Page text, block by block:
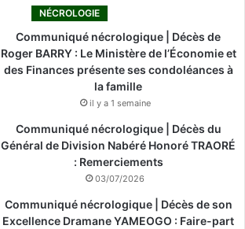
NÉCROLOGIE
Communiqué nécrologique | Décès de
Roger BARRY : Le Ministère de l’Économie et
des Finances présente ses condoléances à
la famille
il y a 1 semaine
Communiqué nécrologique | Décès du
Général de Division Nabéré Honoré TRAORÉ
: Remerciements
03/07/2026
Communiqué nécrologique | Décès de son
Excellence Dramane YAMEOGO : Faire-part